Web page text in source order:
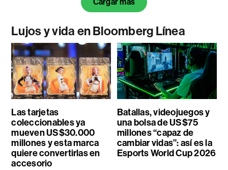
Lujos y vida en Bloomberg Línea
Las tarjetas
coleccionables ya
mueven US$30.000
millones y esta marca
quiere convertirlas en
accesorio
Batallas, videojuegos y
una bolsa de US$75
millones “capaz de
cambiar vidas”: así es la
Esports World Cup 2026